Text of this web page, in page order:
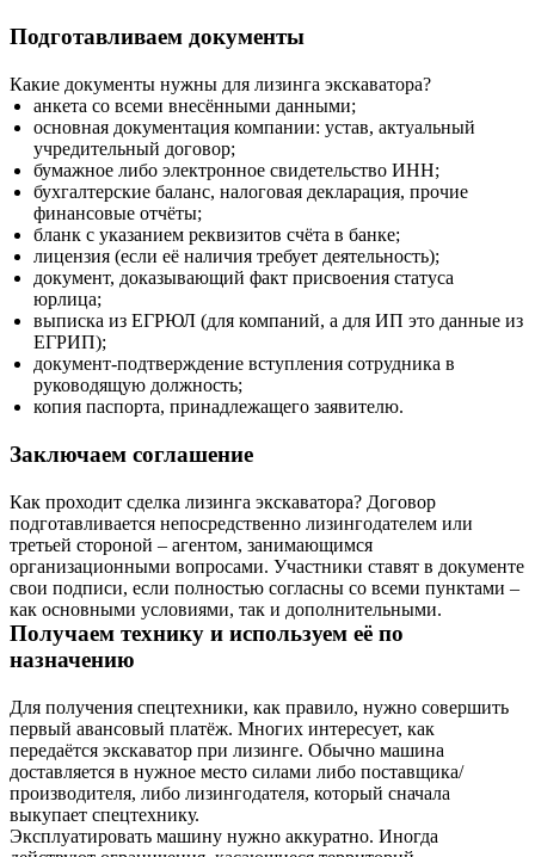
Подготавливаем документы
Какие документы нужны для лизинга экскаватора?
анкета со всеми внесёнными данными;
основная документация компании: устав, актуальный
учредительный договор;
бумажное либо электронное свидетельство ИНН;
бухгалтерские баланс, налоговая декларация, прочие
финансовые отчёты;
бланк с указанием реквизитов счёта в банке;
лицензия (если её наличия требует деятельность);
документ, доказывающий факт присвоения статуса
юрлица;
выписка из ЕГРЮЛ (для компаний, а для ИП это данные из
ЕГРИП);
документ-подтверждение вступления сотрудника в
руководящую должность;
копия паспорта, принадлежащего заявителю.
Заключаем соглашение
Как проходит сделка лизинга экскаватора? Договор
подготавливается непосредственно лизингодателем или
третьей стороной – агентом, занимающимся
организационными вопросами. Участники ставят в документе
свои подписи, если полностью согласны со всеми пунктами –
как основными условиями, так и дополнительными.
Получаем технику и используем её по
назначению
Для получения спецтехники, как правило, нужно совершить
первый авансовый платёж. Многих интересует, как
передаётся экскаватор при лизинге. Обычно машина
доставляется в нужное место силами либо поставщика/
производителя, либо лизингодателя, который сначала
выкупает спецтехнику.
Эксплуатировать машину нужно аккуратно. Иногда